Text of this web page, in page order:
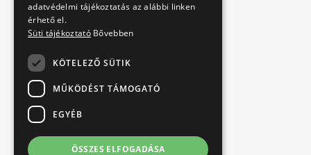
adatvédelmi tájékoztatás az alábbi linken
érhető el.
Süti tájékoztató Bővebben
KÖTELEZŐ SÜTIK
MŰKÖDÉST TÁMOGATÓ
EGYÉB
ÖSSZES ELFOGADÁSA